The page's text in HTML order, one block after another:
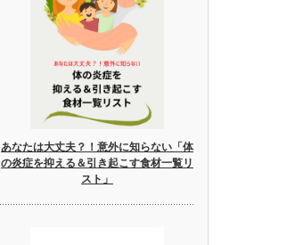
あなたは大丈夫？！意外に知らない「体
の炎症を抑える＆引き起こす食材一覧リ
スト」